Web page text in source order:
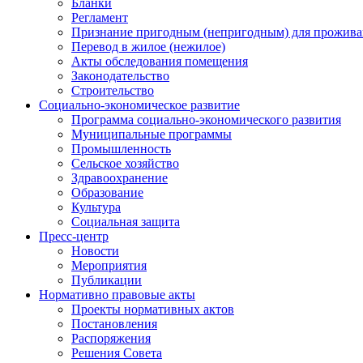
Бланки
Регламент
Признание пригодным (непригодным) для
Перевод в жилое (нежилое)
Акты обследования помещения
Законодательство
Строительство
Социально-экономическое развитие
Программа социально-экономического развития
Муниципальные программы
Промышленность
Сельское хозяйство
Здравоохранение
Образование
Культура
Социальная защита
Пресс-центр
Новости
Мероприятия
Публикации
Нормативно правовые акты
Проекты нормативных актов
Постановления
Распоряжения
Решения Совета